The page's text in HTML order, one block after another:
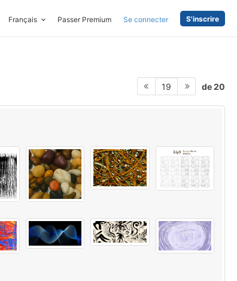
Français Passer Premium Se connecter S'inscrire
19 de 20